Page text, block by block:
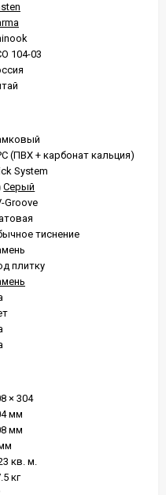
104-03
(ПВХ + карбонат кальция)
System
Серый
Groove
тиснение
плитку
× 304
мм
мм
кв. м.
кг